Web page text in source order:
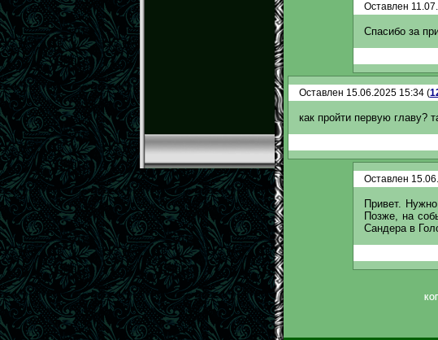
Оставлен
Спасибо за
Оставлен 15.06.2025 15:34 (
как пройти первую главу?
Оставлен
Привет.
Позже, на
Сандера в